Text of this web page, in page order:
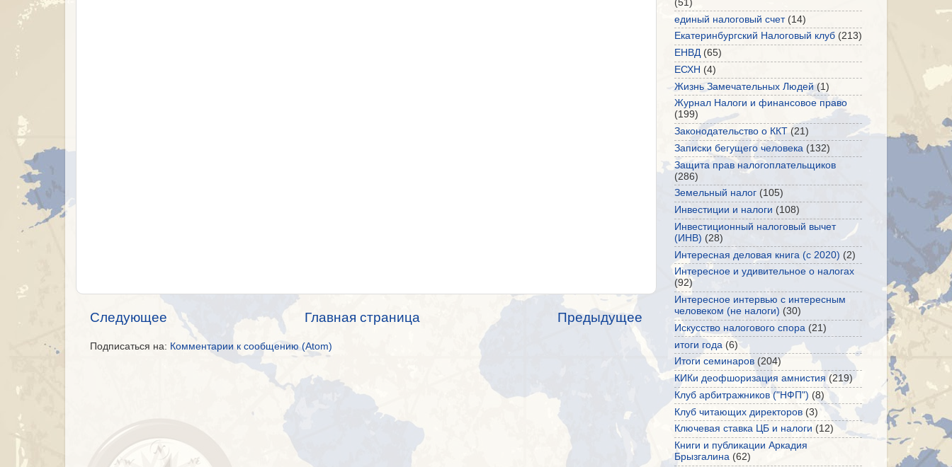
Следующее Предыдущее
Главная страница
Подписаться на: Комментарии к сообщению (Atom)
(51)
единый налоговый счет (14)
Екатеринбургский Налоговый клуб (213)
ЕНВД (65)
ЕСХН (4)
Жизнь Замечательных Людей (1)
Журнал Налоги и финансовое право
(199)
Законодательство о ККТ (21)
Записки бегущего человека (132)
Защита прав налогоплательщиков
(286)
Земельный налог (105)
Инвестиции и налоги (108)
Инвестиционный налоговый вычет
(ИНВ) (28)
Интересная деловая книга (с 2020) (2)
Интересное и удивительное о налогах
(92)
Интересное интервью с интересным
человеком (не налоги) (30)
Искусство налогового спора (21)
итоги года (6)
Итоги семинаров (204)
КИКи деофшоризация амнистия (219)
Клуб арбитражников ("НФП") (8)
Клуб читающих директоров (3)
Ключевая ставка ЦБ и налоги (12)
Книги и публикации Аркадия
Брызгалина (62)